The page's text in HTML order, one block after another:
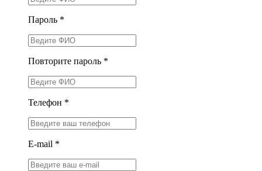
Пароль *
Повторите пароль *
Телефон *
E-mail *